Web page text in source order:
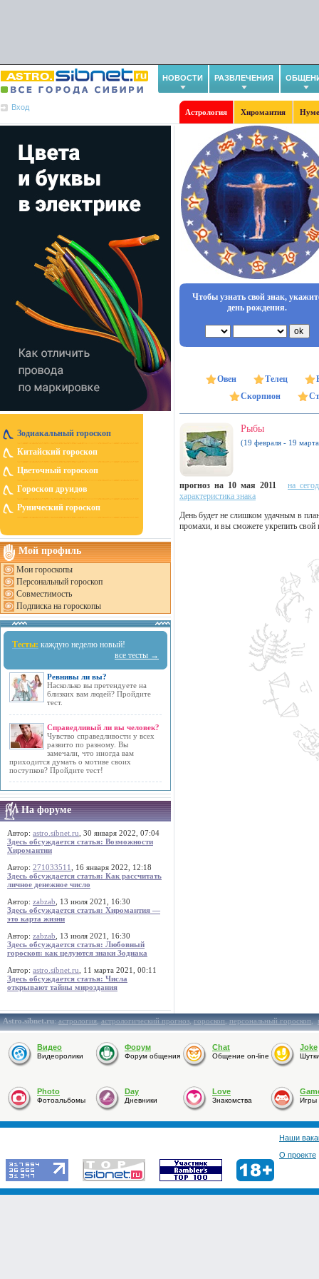
НОВОСТИ РАЗВЛЕЧЕНИЯ
Вход
Астрология Хиромантия
Зодиакальный гороскоп
Китайский гороскоп
Цветочный гороскоп
Гороскоп друидов
Рунический гороскоп
Мой профиль
Мои гороскопы
Персональный гороскоп
Совместимость
Подписка на гороскопы
Тесты: каждую неделю новый!
все тесты →
Ревнивы ли вы?
Насколько вы претендуете на
близких вам людей? Пройдите
тест.
Справедливый ли вы человек?
Чувство справедливости у всех
развито по разному. Вы
замечали, что иногда вам
приходится думать о мотиве своих
поступков? Пройдите тест!
На форуме
Автор: astro.sibnet.ru , 30 января 2022, 07:04
Здесь обсуждается статья: Возможности
Хиромантии
Автор: 271033511
, 16 января 2022, 12:18
Здесь обсуждается статья: Как рассчитать
личное денежное число
Автор: zabzab , 13 июля 2021, 16:30
Здесь обсуждается статья: Хиромантия —
это карта жизни
Автор: zabzab , 13 июля 2021, 16:30
Здесь обсуждается статья: Любовный
гороскоп: как целуются знаки Зодиака
Автор: astro.sibnet.ru , 11 марта 2021, 00:11
Здесь обсуждается статья: Числа
открывают тайны мироздания
Чтобы узнать свой знак,
день рождения.
Овен Телец
Скорпион
Рыбы
(19 февраля - 19
прогноз на 10 мая 2011
на
характеристика знака
День будет не слишком удачным в
промахи, и вы сможете укрепить свой
Astro.sibnet.ru:астрология,астрологический прогноз,гороскоп,персональный гороскоп,
Видео
Видеоролики
Форум
Форум общения
Chat
Общение on-line
Joke
Photo
Фотоальбомы
Day
Дневники
Love
Знакомства Игры
Наши
О проекте